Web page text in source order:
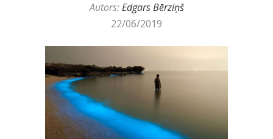
Autors:Edgars Bērziņš
22/06/2019